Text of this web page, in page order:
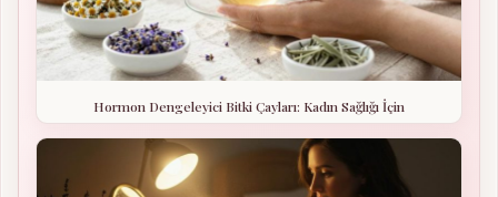
Hormon Dengeleyici Bitki Çayları: Kadın Sağlığı İçin